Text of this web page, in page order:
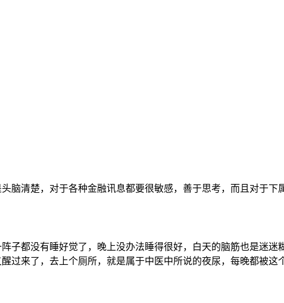
脑清楚，对于各种金融讯息都要很敏感，善于思考，而且对于下
子都没有睡好觉了，晚上没办法睡得很好，白天的脑筋也是迷
过来了，去上个厕所，就是属于中医中所说的夜尿，每晚都被